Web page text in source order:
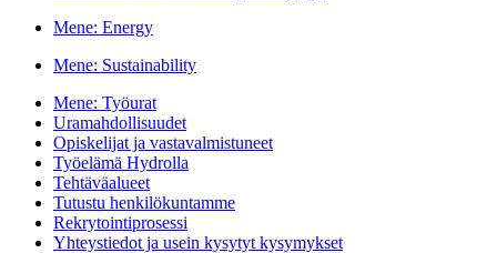
Mene: Energy
Mene: Sustainability
Mene: Työurat
Uramahdollisuudet
Opiskelijat ja vastavalmistuneet
Työelämä Hydrolla
Tehtäväalueet
Tutustu henkilökuntamme
Rekrytointiprosessi
Yhteystiedot ja usein kysytyt kysymykset